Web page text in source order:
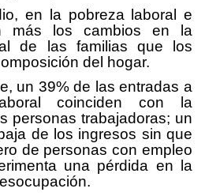
en la pobreza laboral e
más los cambios en la
de las familias que los
del hogar.
un 39% de las entradas a
coinciden con la
personas trabajadoras; un
de los ingresos sin que
de personas con empleo
una pérdida en la